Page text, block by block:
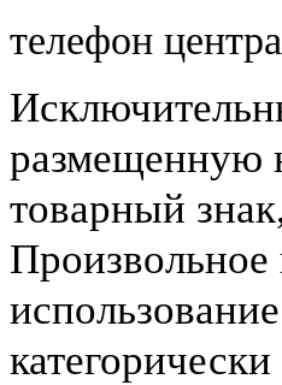
телефон
размещенную
товарный